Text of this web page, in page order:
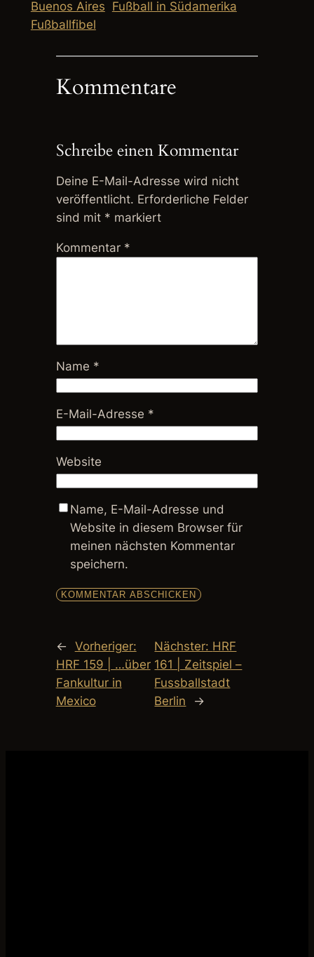
Buenos Aires Fußball in Südamerika
Fußballfibel
Kommentare
Schreibe einen Kommentar
Deine E-Mail-Adresse wird nicht
veröffentlicht. Erforderliche Felder
sind mit * markiert
Kommentar *
Name *
E-Mail-Adresse *
Website
Name, E-Mail-Adresse und
Website in diesem Browser für
meinen nächsten Kommentar
speichern.
←
Vorheriger:
HRF 159 | …über
Fankultur in
Mexico
Nächster: HRF
161 | Zeitspiel –
Fussballstadt
Berlin
→